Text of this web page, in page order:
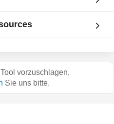
vorzuschlagen,
Sie uns bitte.